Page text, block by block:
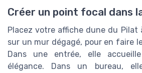
Créer un point focal dans
Placez votre affiche dune du Pilat
sur un mur dégagé, pour en faire
Dans une entrée, elle
élégance. Dans un bureau,